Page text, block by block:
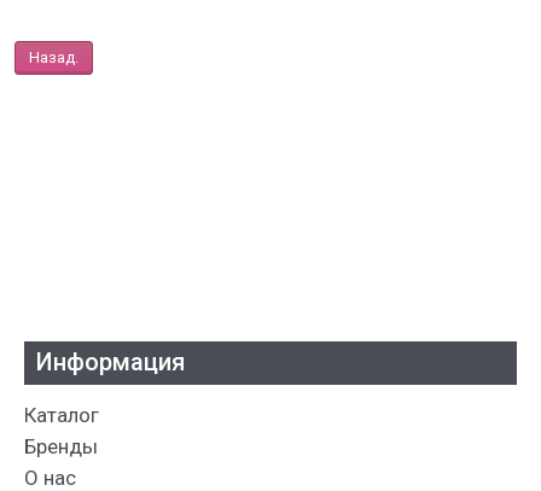
Назад.
Информация
Каталог
Бренды
О нас